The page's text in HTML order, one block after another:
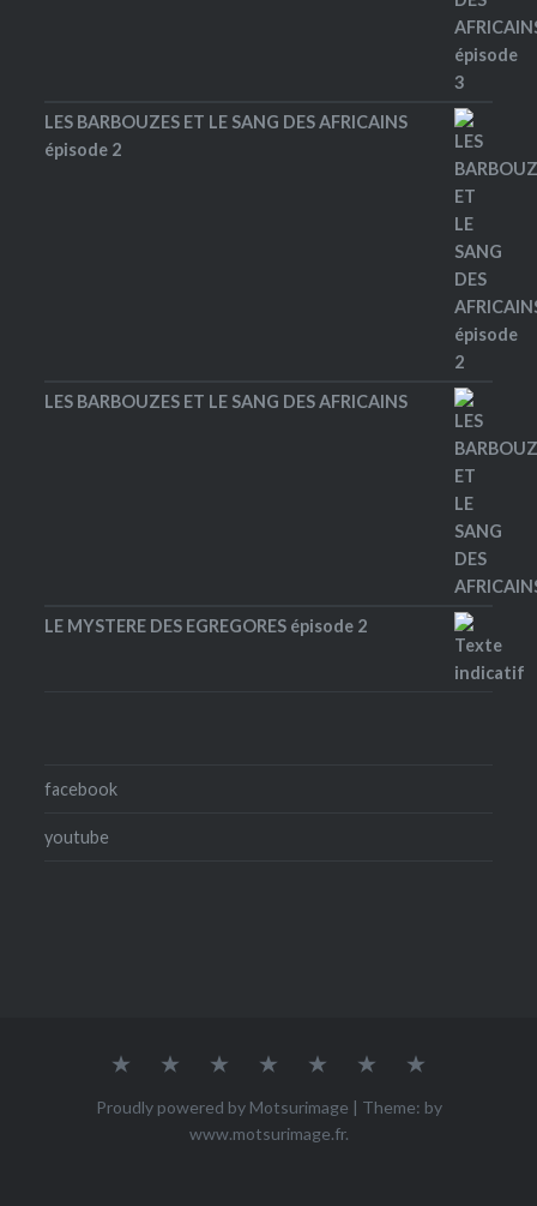
LES BARBOUZES ET LE SANG DES AFRICAINS
épisode 2
LES BARBOUZES ET LE SANG DES AFRICAINS
LE MYSTERE DES EGREGORES épisode 2
facebook
youtube
Accueil Qui
je
ACHETER
Mes
Mes
Mes
Proudly powered by Motsurimage | Theme: by
www.motsurimage.fr.